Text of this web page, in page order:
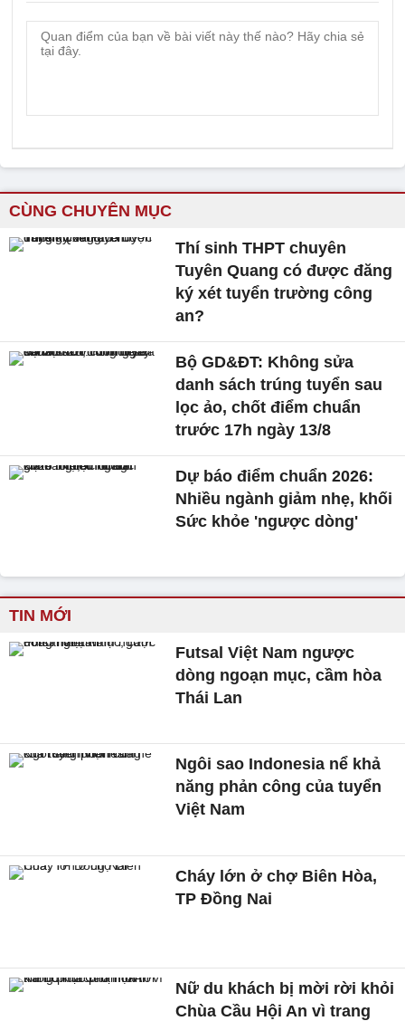
CÙNG CHUYÊN MỤC
Thí sinh THPT chuyên
Tuyên Quang có được đăng
ký xét tuyển trường công
an?
Bộ GD&ĐT: Không sửa
danh sách trúng tuyển sau
lọc ảo, chốt điểm chuẩn
trước 17h ngày 13/8
Dự báo điểm chuẩn 2026:
Nhiều ngành giảm nhẹ, khối
Sức khỏe 'ngược dòng'
TIN MỚI
Futsal Việt Nam ngược
dòng ngoạn mục, cầm hòa
Thái Lan
Ngôi sao Indonesia nể khả
năng phản công của tuyển
Việt Nam
Cháy lớn ở chợ Biên Hòa,
TP Đồng Nai
Nữ du khách bị mời rời khỏi
Chùa Cầu Hội An vì trang